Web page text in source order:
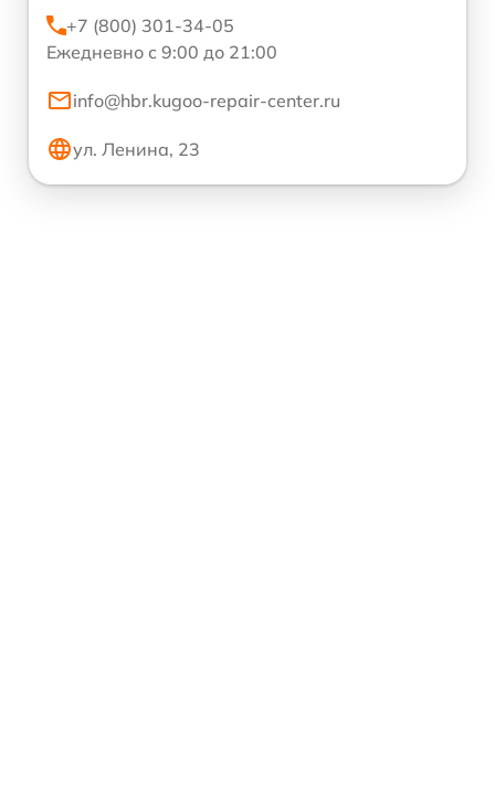
+7 (800) 301-34-05
Ежедневно с 9:00 до 21:00
info@hbr.kugoo-repair-center.ru
ул. Ленина, 23